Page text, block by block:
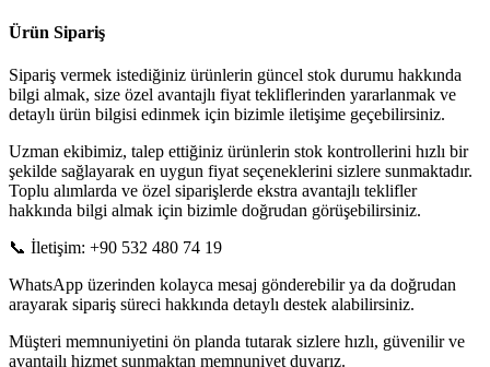
Ürün Sipariş
Sipariş vermek istediğiniz ürünlerin güncel stok durumu hakkında
bilgi almak, size özel avantajlı fiyat tekliflerinden yararlanmak ve
detaylı ürün bilgisi edinmek için bizimle iletişime geçebilirsiniz.
Uzman ekibimiz, talep ettiğiniz ürünlerin stok kontrollerini hızlı bir
şekilde sağlayarak en uygun fiyat seçeneklerini sizlere sunmaktadır.
Toplu alımlarda ve özel siparişlerde ekstra avantajlı teklifler
hakkında bilgi almak için bizimle doğrudan görüşebilirsiniz.
📞 İletişim: +90 532 480 74 19
WhatsApp üzerinden kolayca mesaj gönderebilir ya da doğrudan
arayarak sipariş süreci hakkında detaylı destek alabilirsiniz.
Müşteri memnuniyetini ön planda tutarak sizlere hızlı, güvenilir ve
avantajlı hizmet sunmaktan memnuniyet duyarız.